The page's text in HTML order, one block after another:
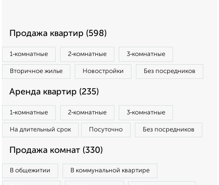
Продажа квартир (598)
1‑комнатные 2‑комнатные 3‑комнатные
Вторичное жилье Новостройки Без посредников
Аренда квартир (235)
1‑комнатные 2‑комнатные 3‑комнатные
На длительный срок Посуточно Без посредников
Продажа комнат (330)
В общежитии В коммунальной квартире